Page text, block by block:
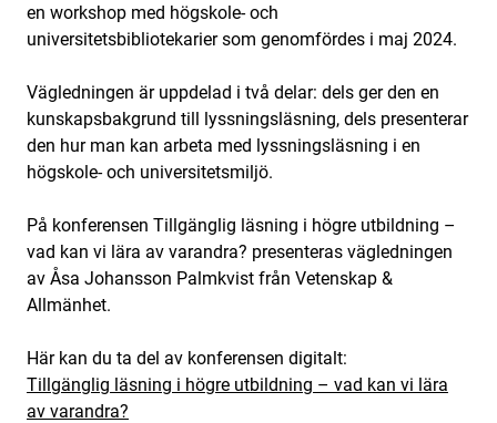
en workshop med högskole- och
universitetsbibliotekarier som genomfördes i maj 2024.
Vägledningen är uppdelad i två delar: dels ger den en
kunskapsbakgrund till lyssningsläsning, dels presenterar
den hur man kan arbeta med lyssningsläsning i en
högskole- och universitetsmiljö.
På konferensen Tillgänglig läsning i högre utbildning –
vad kan vi lära av varandra? presenteras vägledningen
av Åsa Johansson Palmkvist från Vetenskap &
Allmänhet.
Här kan du ta del av konferensen digitalt:
Tillgänglig läsning i högre utbildning – vad kan vi lära
av varandra?